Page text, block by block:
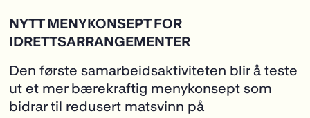
NYTT MENYKONSEPT FOR
IDRETTSARRANGEMENTER
Den første samarbeidsaktiviteten blir å teste
ut et mer bærekraftig menykonsept som
bidrar til redusert matsvinn på